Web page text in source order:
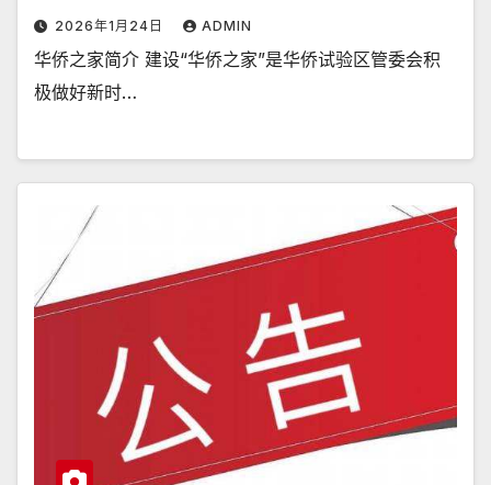
2026年1月24日 ADMIN
华侨之家简介 建设“华侨之家”是华侨试验区管委会积
极做好新时…